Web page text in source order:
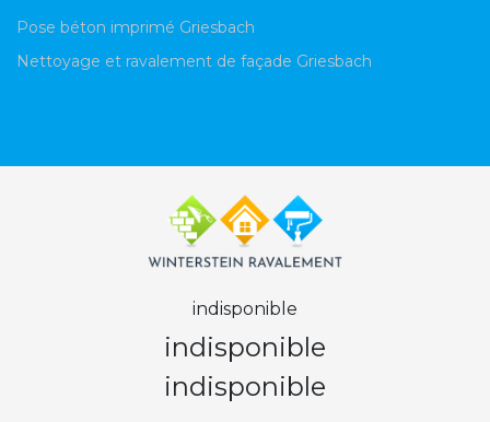
Pose béton imprimé Griesbach
Nettoyage et ravalement de façade Griesbach
indisponible
indisponible
indisponible